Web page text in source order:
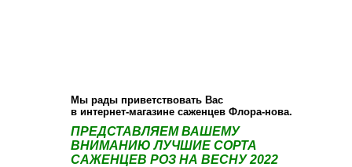
Мы рады приветствовать Вас
в интернет-магазине саженцев Флора-нова.
ПРЕДСТАВЛЯЕМ ВАШЕМУ
ВНИМАНИЮ ЛУЧШИЕ СОРТА
САЖЕНЦЕВ РОЗ НА ВЕСНУ 2022